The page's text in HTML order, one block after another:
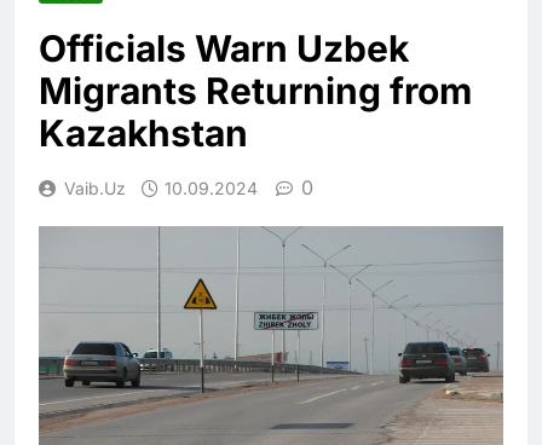
Officials Warn Uzbek
Migrants Returning from
Kazakhstan
Vaib.uz 10.09.2024 0